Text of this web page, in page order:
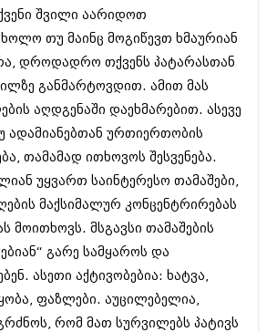
შვილი აარიდოთ
თუ მაინც მოგიწევთ ხმაურიან
დროდადრო თქვენს პატარასთან
განმარტოვდით. ამით მას
აღდგენაში დაეხმარებით. ასევე
ადამიანებთან ურთიერთობის
თამამად ითხოვოს შესვენება.
უყვართ საინტერესო თამაშები,
მაქსიმალურ კონცენტრირებას
მოითხოვს. მსგავსი თამაშების
გარე სამყაროს და
ასეთი აქტივობებია: ხატვა,
ფაზლები. აუცილებელია,
რომ მათ სურვილებს პატივს